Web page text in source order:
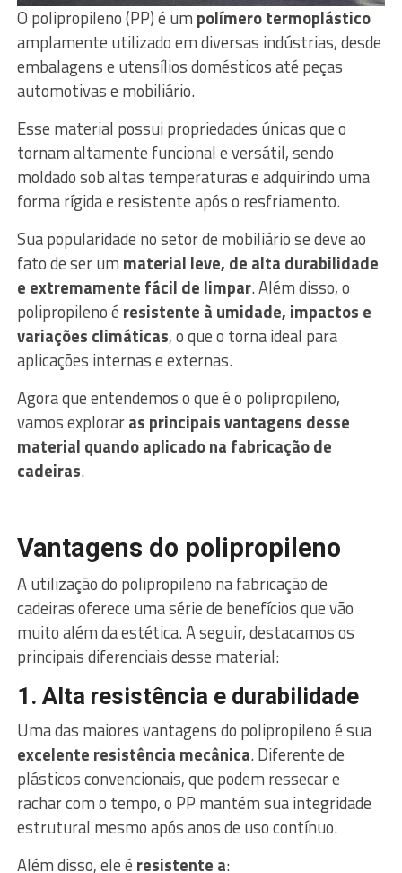
O polipropileno (PP) é um polímero termoplástico
amplamente utilizado em diversas indústrias, desde
embalagens e utensílios domésticos até peças
automotivas e mobiliário.
Esse material possui propriedades únicas que o
tornam altamente funcional e versátil, sendo
moldado sob altas temperaturas e adquirindo uma
forma rígida e resistente após o resfriamento.
Sua popularidade no setor de mobiliário se deve ao
fato de ser um material leve, de alta durabilidade
e extremamente fácil de limpar. Além disso, o
polipropileno é resistente à umidade, impactos e
variações climáticas, o que o torna ideal para
aplicações internas e externas.
Agora que entendemos o que é o polipropileno,
vamos exploraras principais vantagens desse
material quando aplicado na fabricação de
cadeiras.
Vantagens do polipropileno
A utilização do polipropileno na fabricação de
cadeiras oferece uma série de benefícios que vão
muito além da estética. A seguir, destacamos os
principais diferenciais desse material:
1. Alta resistência e durabilidade
Uma das maiores vantagens do polipropileno é sua
excelente resistência mecânica. Diferente de
plásticos convencionais, que podem ressecar e
rachar com o tempo, o PP mantém sua integridade
estrutural mesmo após anos de uso contínuo.
Além disso, ele é resistente a: